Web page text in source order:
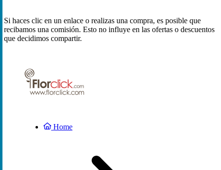
Si haces clic en un enlace o realizas una compra, es posible que
recibamos una comisión. Esto no influye en las ofertas o descuentos
que decidimos compartir.
Home